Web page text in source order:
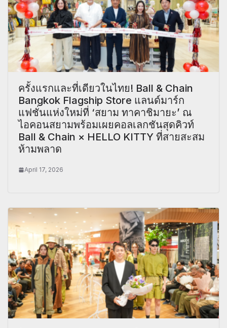
ครั้งแรกและที่เดียวในไทย! Ball & Chain
Bangkok Flagship Store แลนด์มาร์ก
แฟชั่นแห่งใหม่ที่ ‘สยาม ทาคาชิมายะ’ ณ
ไอคอนสยามพร้อมเผยคอลเลกชันสุดคิวท์
Ball & Chain × HELLO KITTY ที่สายสะสม
ห้ามพลาด
April 17, 2026